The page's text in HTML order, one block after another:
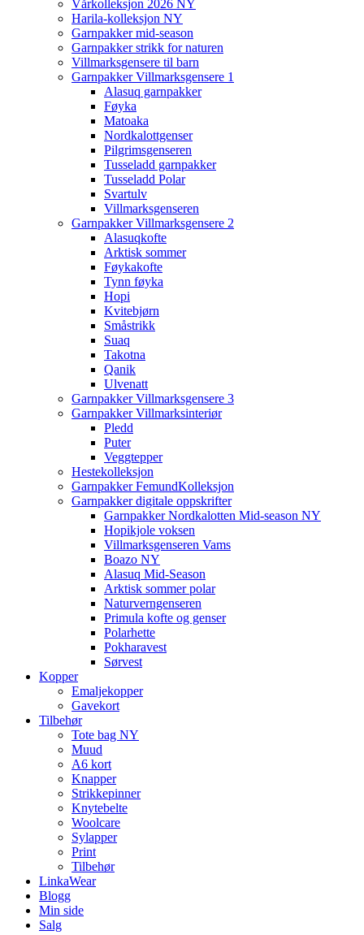
Vårkolleksjon 2026 NY
Harila-kolleksjon NY
Garnpakker mid-season
Garnpakker strikk for naturen
Villmarksgensere til barn
Garnpakker Villmarksgensere 1
Alasuq garnpakker
Føyka
Matoaka
Nordkalottgenser
Pilgrimsgenseren
Tusseladd garnpakker
Tusseladd Polar
Svartulv
Villmarksgenseren
Garnpakker Villmarksgensere 2
Alasuqkofte
Arktisk sommer
Føykakofte
Tynn føyka
Hopi
Kvitebjørn
Småstrikk
Suaq
Takotna
Qanik
Ulvenatt
Garnpakker Villmarksgensere 3
Garnpakker Villmarksinteriør
Pledd
Puter
Veggtepper
Hestekolleksjon
Garnpakker FemundKolleksjon
Garnpakker digitale oppskrifter
Garnpakker Nordkalotten Mid-season NY
Hopikjole voksen
Villmarksgenseren Vams
Boazo NY
Alasuq Mid-Season
Arktisk sommer polar
Naturverngenseren
Primula kofte og genser
Polarhette
Pokharavest
Sørvest
Kopper
Emaljekopper
Gavekort
Tilbehør
Tote bag NY
Muud
A6 kort
Knapper
Strikkepinner
Knytebelte
Woolcare
Sylapper
Print
Tilbehør
LinkaWear
Blogg
Min side
Salg